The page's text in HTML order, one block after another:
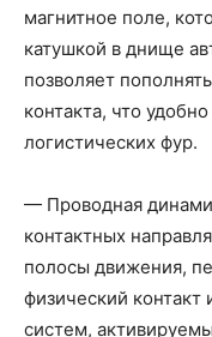
магнитное поле,
катушкой в днище
позволяет
контакта, что
логистических фур.
— Проводная
контактных
полосы движения,
физический
систем,